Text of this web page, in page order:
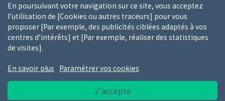
Qui sommes-nous Nos clients
Nos marques
Conditions générales d'utilisation
Report de bug
En poursuivant votre navigation sur ce site, vous acceptez
l’utilisation de [Cookies ou autres traceurs] pour vous
proposer [Par exemple, des publicités ciblées adaptés à vos
centres d’intérêts] et [Par exemple, réaliser des statistiques
de visites].
En savoir plus Paramétrer vos cookies
J'accepte